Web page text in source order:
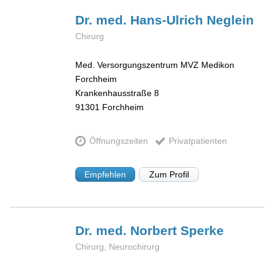
Dr. med. Hans-Ulrich Neglein
Chirurg
Med. Versorgungszentrum MVZ Medikon
Forchheim
Krankenhausstraße 8
91301 Forchheim
Öffnungszeiten Privatpatienten
Empfehlen Zum Profil
Dr. med. NorbertSperke
Chirurg, Neurochirurg